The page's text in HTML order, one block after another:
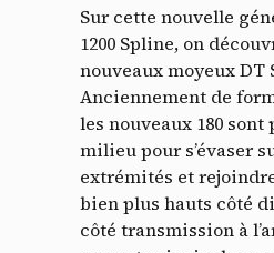
Sur cette nouvelle
1200 Spline, on
nouveaux moyeux DT
Anciennement de
les nouveaux 180
milieu pour s’évaser
extrémités et
bien plus hauts côté
côté transmission à